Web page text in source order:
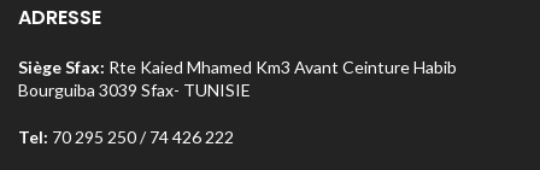
ADRESSE
Siège Sfax: Rte Kaied Mhamed Km3 Avant Ceinture Habib
Bourguiba 3039 Sfax- TUNISIE
Tel: 70 295 250 / 74 426 222